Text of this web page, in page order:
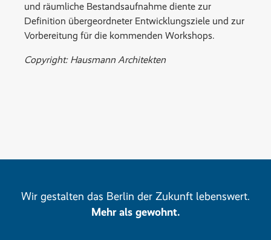
und räumliche Bestandsaufnahme diente zur
Definition übergeordneter Entwicklungsziele und zur
Vorbereitung für die kommenden Workshops.
Copyright: Hausmann Architekten
Wir gestalten das Berlin der Zukunft lebenswert.
Mehr als gewohnt.